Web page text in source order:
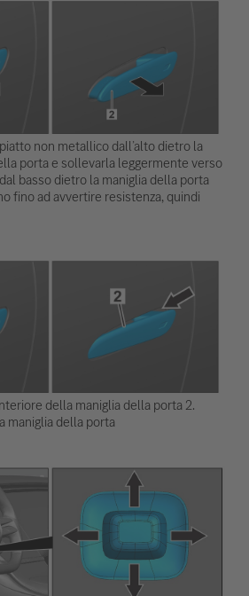
non metallico dall’alto dietro la
porta e sollevarla leggermente verso
basso dietro la maniglia della porta
fino ad avvertire resistenza, quindi
della maniglia della porta 2.
maniglia della porta